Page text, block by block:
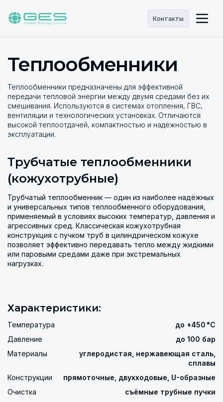
Контакты
Теплообменники
Теплообменники предназначены для эффективной
передачи тепловой энергии между двумя средами без их
смешивания. Используются в системах отопления, ГВС,
вентиляции и технологических установках. Отличаются
высокой теплоотдачей, компактностью и надёжностью в
эксплуатации.
Трубчатые теплообменники
(кожухотрубные)
Трубчатый теплообменник — один из наиболее надёжных
и универсальных типов теплообменного оборудования,
применяемый в условиях высоких температур, давления и
агрессивных сред. Классическая кожухотрубная
конструкция с пучком труб в цилиндрическом кожухе
позволяет эффективно передавать тепло между жидкими
или паровыми средами даже при экстремальных
нагрузках.
Характеристики:
Температура
до +450 °C
Давление
до 100 бар
Материалы
углеродистая, нержавеющая сталь,
сплавы
Конструкции
прямоточные, двухходовые, U-образные
Очистка
съёмные трубные пучки